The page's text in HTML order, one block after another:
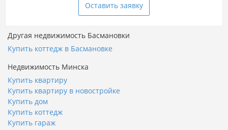
Оставить заявку
Другая недвижимость Басмановки
Купить коттедж в Басмановке
Недвижимость Минска
Купить квартиру
Купить квартиру в новостройке
Купить дом
Купить коттедж
Купить гараж